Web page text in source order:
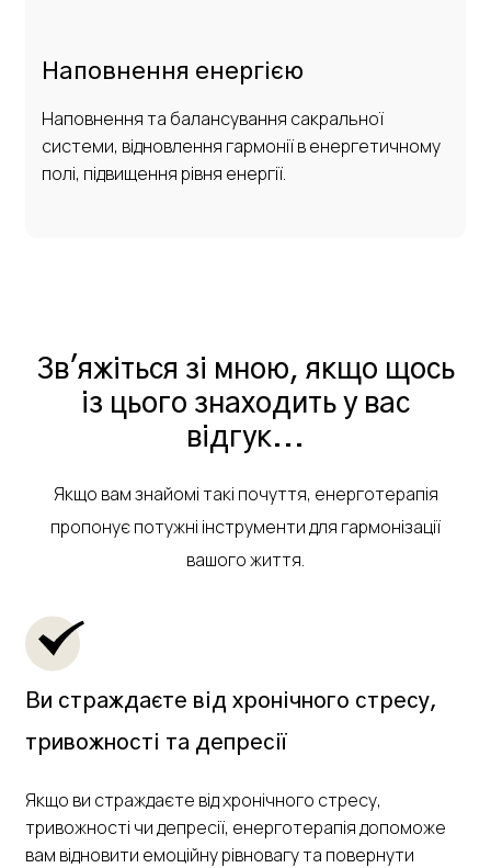
Наповнення енергією
Наповнення та балансування сакральної
системи, відновлення гармонії в енергетичному
полі, підвищення рівня енергії.
Зв'яжіться зі мною, якщо щось
із цього знаходить у вас
відгук...
Якщо вам знайомі такі почуття, енерготерапія
пропонує потужні інструменти для гармонізації
вашого життя.
Ви страждаєте від хронічного стресу,
тривожності та депресії
Якщо ви страждаєте від хронічного стресу,
тривожності чи депресії, енерготерапія допоможе
вам відновити емоційну рівновагу та повернути